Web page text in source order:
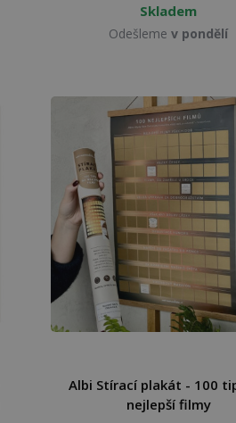
Skladem
Odešleme v pondělí
Albi Stírací plakát - 100
nejlepší filmy